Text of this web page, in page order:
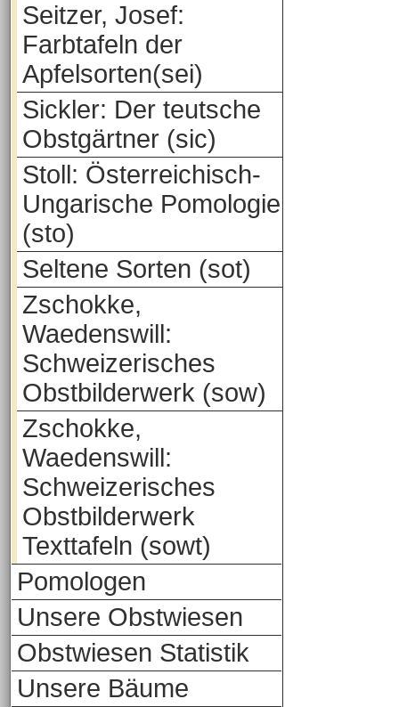
Seitzer, Josef:
Farbtafeln der
Apfelsorten(sei)
Sickler: Der teutsche
Obstgärtner (sic)
Stoll: Österreichisch-
Ungarische Pomologie
(sto)
Seltene Sorten (sot)
Zschokke,
Waedenswill:
Schweizerisches
Obstbilderwerk (sow)
Zschokke,
Waedenswill:
Schweizerisches
Obstbilderwerk
Texttafeln (sowt)
Pomologen
Unsere Obstwiesen
Obstwiesen Statistik
Unsere Bäume